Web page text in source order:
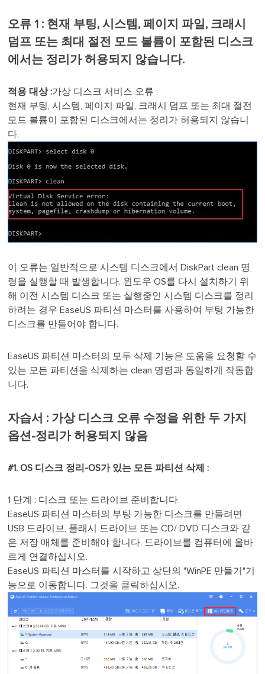
오류 1 : 현재 부팅, 시스템, 페이지 파일, 크래시
덤프 또는 최대 절전 모드 볼륨이 포함된 디스크
에서는 정리가 허용되지 않습니다.
적용 대상 :가상 디스크 서비스 오류 :
현재 부팅, 시스템, 페이지 파일, 크래시 덤프 또는 최대 절전
모드 볼륨이 포함된 디스크에서는 정리가 허용되지 않습니
다.
이 오류는 일반적으로 시스템 디스크에서 DiskPart clean 명
령을 실행할 때 발생합니다. 윈도우 OS를 다시 설치하기 위
해 이전 시스템 디스크 또는 실행중인 시스템 디스크를 정리
하려는 경우 EaseUS 파티션 마스터를 사용하여 부팅 가능한
디스크를 만들어야 합니다.
EaseUS 파티션 마스터의 모두 삭제 기능은 도움을 요청할 수
있는 모든 파티션을 삭제하는 clean 명령과 동일하게 작동합
니다.
자습서 : 가상 디스크 오류 수정을 위한 두 가지
옵션-정리가 허용되지 않음
#1. OS 디스크 정리-OS가 있는 모든 파티션 삭제 :
1 단계 : 디스크 또는 드라이브 준비합니다.
EaseUS 파티션 마스터의 부팅 가능한 디스크를 만들려면
USB 드라이브, 플래시 드라이브 또는 CD/ DVD 디스크와 같
은 저장 매체를 준비해야 합니다. 드라이브를 컴퓨터에 올바
르게 연결하십시오.
EaseUS 파티션 마스터를 시작하고 상단의 "WinPE 만들기"기
능으로 이동합니다. 그것을 클릭하십시오.